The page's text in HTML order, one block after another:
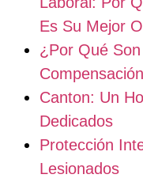
Es Su Mejor
¿Por Qué
Canton: Un
Dedicados
Protección
Lesionados